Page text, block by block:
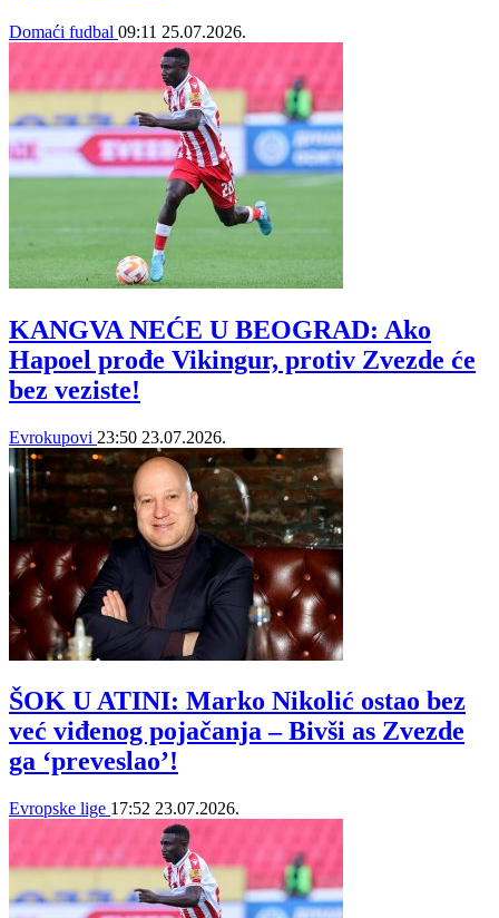
Domaći fudbal 09:11 25.07.2026.
KANGVA NEĆE U BEOGRAD: Ako
Hapoel prođe Vikingur, protiv Zvezde će
bez veziste!
Evrokupovi 23:50 23.07.2026.
ŠOK U ATINI: Marko Nikolić ostao bez
već viđenog pojačanja – Bivši as Zvezde
ga ‘preveslao’!
Evropske lige 17:52 23.07.2026.